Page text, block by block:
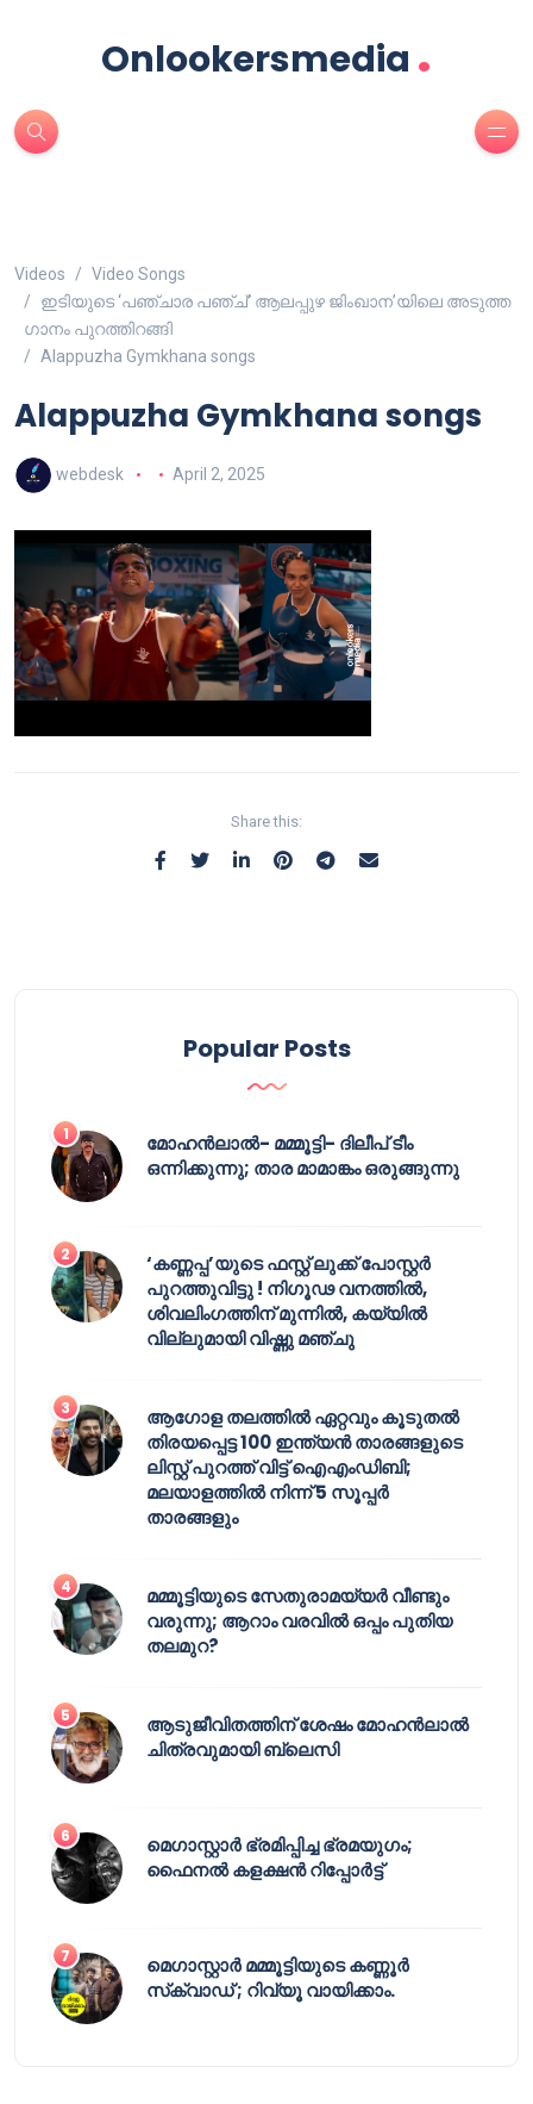
Onlookersmedia .
Videos
Video Songs
ഇടിയുടെ ‘പഞ്ചാര പഞ്ച്’ ആലപ്പുഴ ജിംഖാന’യിലെ അടുത്ത
ഗാനം പുറത്തിറങ്ങി
Alappuzha Gymkhana songs
Alappuzha Gymkhana songs
webdesk April 2, 2025
Share this:
Popular Posts
മോഹൻലാൽ- മമ്മൂട്ടി- ദിലീപ് ടീം
ഒന്നിക്കുന്നു; താര മാമാങ്കം ഒരുങ്ങുന്നു
‘കണ്ണപ്പ’യുടെ ഫസ്റ്റ് ലുക്ക് പോസ്റ്റർ
പുറത്തുവിട്ടു ! നിഗൂഢ വനത്തിൽ,
ശിവലിംഗത്തിന് മുന്നിൽ, കയ്യിൽ
വില്ലുമായി വിഷ്ണു മഞ്ചു
ആഗോള തലത്തിൽ ഏറ്റവും കൂടുതൽ
തിരയപ്പെട്ട 100 ഇന്ത്യൻ താരങ്ങളുടെ
ലിസ്റ്റ് പുറത്ത് വിട്ട് ഐഎംഡിബി;
മലയാളത്തിൽ നിന്ന് 5 സൂപ്പർ
താരങ്ങളും
മമ്മൂട്ടിയുടെ സേതുരാമയ്യർ വീണ്ടും
വരുന്നു; ആറാം വരവിൽ ഒപ്പം പുതിയ
തലമുറ?
ആടുജീവിതത്തിന് ശേഷം മോഹൻലാൽ
ചിത്രവുമായി ബ്ലെസി
മെഗാസ്റ്റാർ ഭ്രമിപ്പിച്ച ഭ്രമയുഗം;
ഫൈനൽ കളക്ഷൻ റിപ്പോർട്ട്
മെഗാസ്റ്റാർ മമ്മൂട്ടിയുടെ കണ്ണൂർ
സ്‌ക്വാഡ് ; റിവ്യൂ വായിക്കാം.